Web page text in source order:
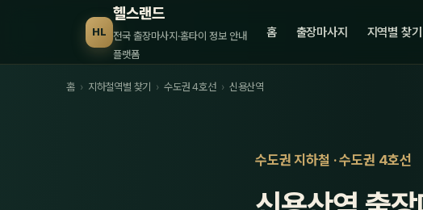
HL
헬스랜드
전국 출장마사지·홈타이 정보 안내
플랫폼
홈 출장마사지 지역별 찾기
홈 › 지하철역별 찾기 › 수도권 4호선 › 신용산역
수도권 지하철 · 수도권 4호선